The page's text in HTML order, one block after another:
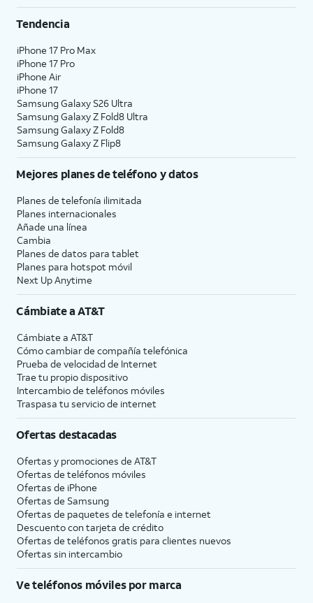
Tendencia
iPhone 17 Pro Max
iPhone 17 Pro
iPhone Air
iPhone 17
Samsung Galaxy S26 Ultra
Samsung Galaxy Z Fold8 Ultra
Samsung Galaxy Z Fold8
Samsung Galaxy Z Flip8
Mejores planes de teléfono y datos
Planes de telefonía ilimitada
Planes internacionales
Añade una línea
Cambia
Planes de datos para tablet
Planes para hotspot móvil
Next Up Anytime
Cámbiate aAT&T
Cámbiate a AT&T
Cómo cambiar de compañía telefónica
Prueba de velocidad de Internet
Trae tu propio dispositivo
Intercambio de teléfonos móviles
Traspasa tu servicio de internet
Ofertas destacadas
Ofertas y promociones de AT&T
Ofertas de teléfonos móviles
Ofertas de iPhone
Ofertas de Samsung
Ofertas de paquetes de telefonía e internet
Descuento con tarjeta de crédito
Ofertas de teléfonos gratis para clientes nuevos
Ofertas sin intercambio
Ve teléfonos móviles por marca